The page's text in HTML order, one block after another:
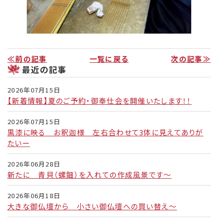
≪前の記事 一覧に戻る 次の記事≫
最近の記事
2026年07月15日
【新着情報】夏のご予約・御奉仕会を開催いたします！！
2026年07月15日
黒漆に映る お釈迦様 左右合わせて3体に見えてありが
たいー
2026年06月28日
新たに 青貝（螺鈿）を入れての作成風景です～
2026年06月18日
大きな御仏壇から 小さい御仏壇への買い替え～